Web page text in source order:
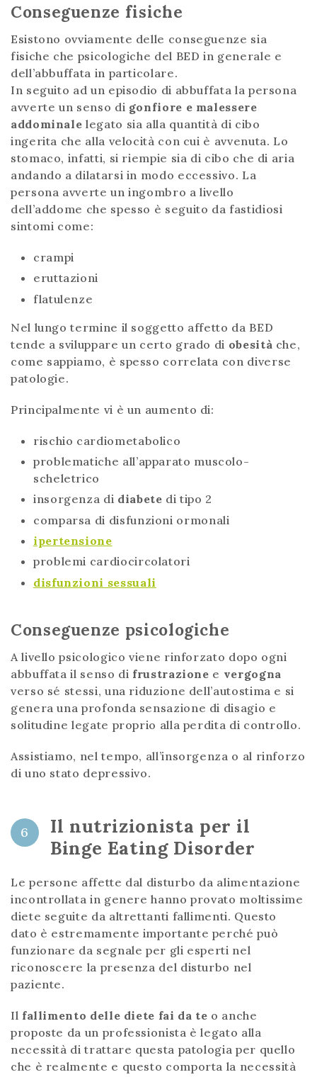
Conseguenze fisiche
Esistono ovviamente delle conseguenze sia
fisiche che psicologiche del BED in generale e
dell’abbuffata in particolare.
In seguito ad un episodio di abbuffata la persona
avverte un senso di gonfiore e malessere
addominale legato sia alla quantità di cibo
ingerita che alla velocità con cui è avvenuta. Lo
stomaco, infatti, si riempie sia di cibo che di aria
andando a dilatarsi in modo eccessivo. La
persona avverte un ingombro a livello
dell’addome che spesso è seguito da fastidiosi
sintomi come:
crampi
eruttazioni
flatulenze
Nel lungo termine il soggetto affetto da BED
tende a sviluppare un certo grado di obesità che,
come sappiamo, è spesso correlata con diverse
patologie.
Principalmente vi è un aumento di:
rischio cardiometabolico
problematiche all’apparato muscolo-
scheletrico
insorgenza di diabete di tipo 2
comparsa di disfunzioni ormonali
ipertensione
problemi cardiocircolatori
disfunzioni sessuali
Conseguenze psicologiche
A livello psicologico viene rinforzato dopo ogni
abbuffata il senso di frustrazione e vergogna
verso sé stessi, una riduzione dell’autostima e si
genera una profonda sensazione di disagio e
solitudine legate proprio alla perdita di controllo.
Assistiamo, nel tempo, all’insorgenza o al rinforzo
di uno stato depressivo.
6
Il nutrizionista per il
Binge Eating Disorder
Le persone affette dal disturbo da alimentazione
incontrollata in genere hanno provato moltissime
diete seguite da altrettanti fallimenti. Questo
dato è estremamente importante perché può
funzionare da segnale per gli esperti nel
riconoscere la presenza del disturbo nel
paziente.
Il fallimento delle diete fai da te o anche
proposte da un professionista è legato alla
necessità di trattare questa patologia per quello
che è realmente e questo comporta la necessità